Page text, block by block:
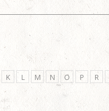
K L M N O P R